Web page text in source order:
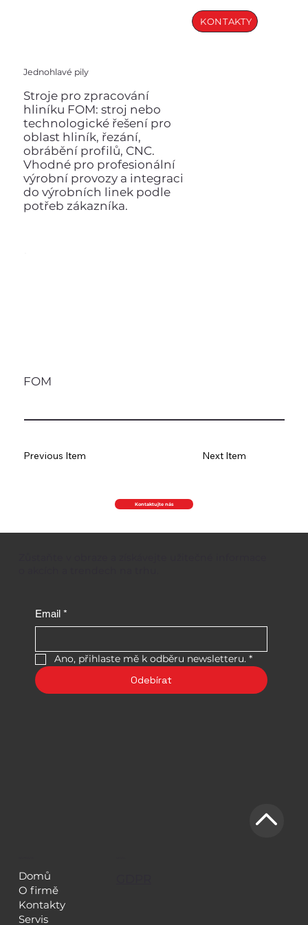
KONTAKTY
Jednohlavé pily
Stroje pro zpracování
hliníku FOM: stroj nebo
technologické řešení pro
oblast hliník, řezání,
obrábění profilů, CNC.
Vhodné pro profesionální
výrobní provozy a integraci
do výrobních linek podle
potřeb zákazníka.
FOM
Kontaktujte nás
Previous Item Next Item
Email *
Ano, přihlaste mě k odběru newsletteru. *
Odebírat
Domů
O firmě
Kontakty
Servis